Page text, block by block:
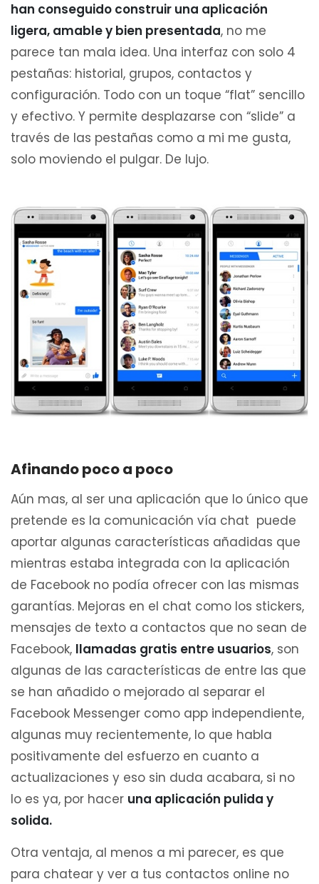
han conseguido construir una aplicación
ligera, amable y bien presentada, no me
parece tan mala idea. Una interfaz con solo 4
pestañas: historial, grupos, contactos y
configuración. Todo con un toque “flat” sencillo
y efectivo. Y permite desplazarse con “slide” a
través de las pestañas como a mi me gusta,
solo moviendo el pulgar. De lujo.
Afinando poco a poco
Aún mas, al ser una aplicación que lo único que
pretende es la comunicación vía chat puede
aportar algunas características añadidas que
mientras estaba integrada con la aplicación
de Facebook no podía ofrecer con las mismas
garantías. Mejoras en el chat como los stickers,
mensajes de texto a contactos que no sean de
Facebook, llamadas gratis entre usuarios, son
algunas de las características de entre las que
se han añadido o mejorado al separar el
Facebook Messenger como app independiente,
algunas muy recientemente, lo que habla
positivamente del esfuerzo en cuanto a
actualizaciones y eso sin duda acabara, si no
lo es ya, por hacer una aplicación pulida y
solida.
Otra ventaja, al menos a mi parecer, es que
para chatear y ver a tus contactos online no